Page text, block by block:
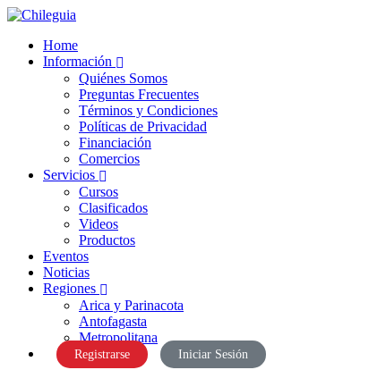
Home
Información
Quiénes Somos
Preguntas Frecuentes
Términos y Condiciones
Políticas de Privacidad
Financiación
Comercios
Servicios
Cursos
Clasificados
Videos
Productos
Eventos
Noticias
Regiones
Arica y Parinacota
Antofagasta
Metropolitana
Registrarse Iniciar Sesión